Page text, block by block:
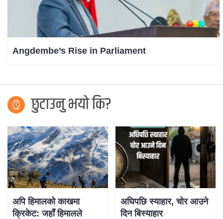
Angdembe’s Rise in Parliament
छुटाउनु भयो कि?
अपि हिमालको काखमा
क्रिकेट: जहाँ हिमालले
अघिपछि स्याहार, चोर आउने
दिन बिस्याहार